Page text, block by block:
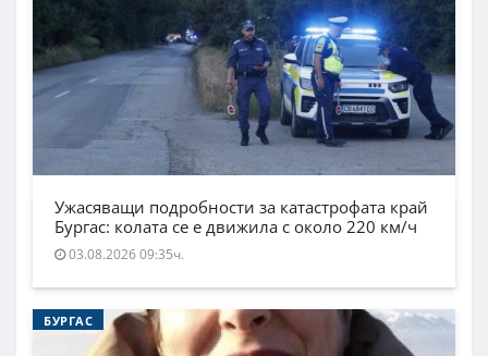
Ужасяващи подробности за катастрофата край
Бургас: колата се е движила с около 220 км/ч
03.08.2026 09:35ч.
БУРГАС